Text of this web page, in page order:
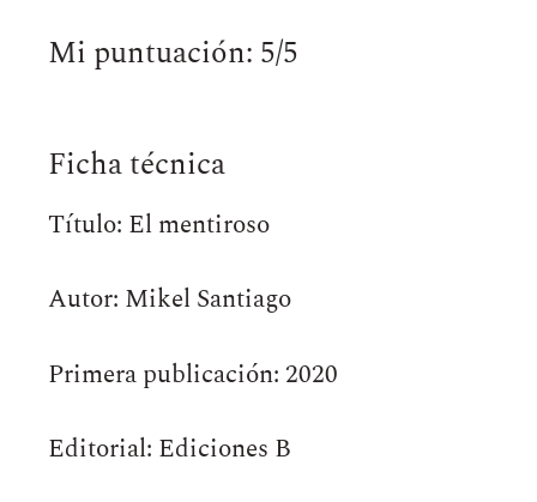
Mi puntuación: 5/5
Ficha técnica
Título: El mentiroso
Autor: Mikel Santiago
Primera publicación: 2020
Editorial: Ediciones B